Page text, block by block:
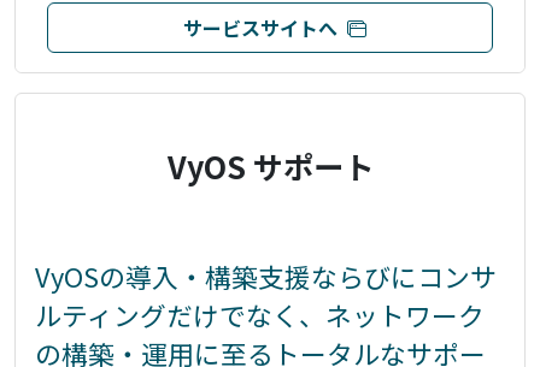
サービスサイトへ
VyOS サポート
VyOSの導入・構築支援ならびにコンサ
ルティングだけでなく、ネットワーク
の構築・運用に至るトータルなサポー